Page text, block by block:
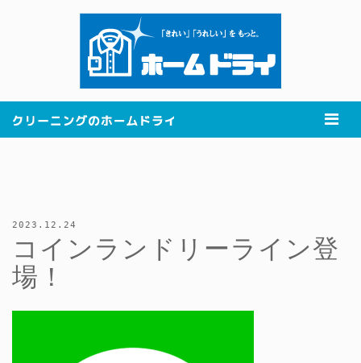
2023.12.24
コインランドリーライン登
場！